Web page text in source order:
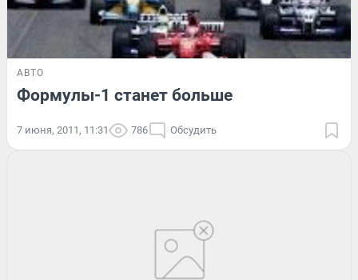
АВТО
Формулы-1 станет больше
7 июня, 2011, 11:31 786 Обсудить